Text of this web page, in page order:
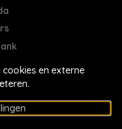
en externe